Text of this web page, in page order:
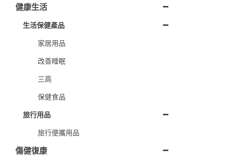
健康生活
生活保健產品
家居用品
改善睡眠
三高
保健食品
旅行用品
旅行便攜用品
傷健復康